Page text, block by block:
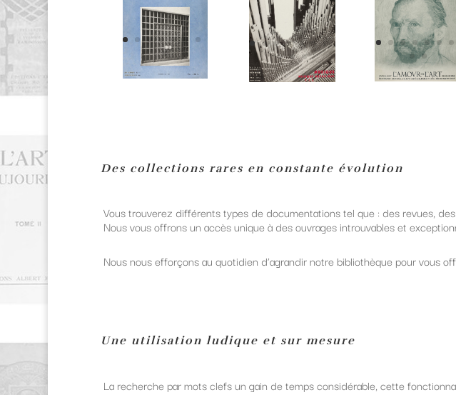
Des collections rares en constante évolution
Vous trouverez différents types de documentations tel que : des revues,
Nous vous offrons un accès unique à des ouvrages introuvables et
Nous nous efforçons au quotidien d’agrandir notre bibliothèque pour vous
Une utilisation ludique et sur mesure
La recherche par mots clefs un gain de temps considérable, cette